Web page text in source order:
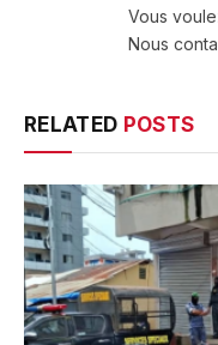
Vous
Nous
RELATED POSTS